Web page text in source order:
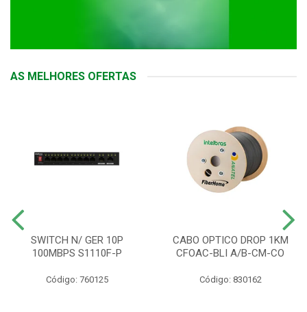
AS MELHORES OFERTAS
SWITCH N/ GER 10P
100MBPS S1110F-P
Código: 760125
CABO OPTICO DROP 1KM
CFOAC-BLI A/B-CM-CO
Código: 830162